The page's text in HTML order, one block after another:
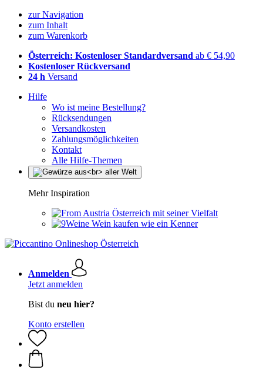
zur Navigation
zum Inhalt
zum Warenkorb
Österreich: Kostenloser Standardversand ab € 54,90
Kostenloser Rückversand
24 h Versand
Hilfe
Wo ist meine Bestellung?
Rücksendungen
Versandkosten
Zahlungsmöglichkeiten
Kontakt
Alle Hilfe-Themen
Mehr Inspiration
Österreich mit seiner Vielfalt
Wein kaufen wie ein Kenner
Anmelden
Jetzt anmelden
Bist du neu hier?
Konto erstellen